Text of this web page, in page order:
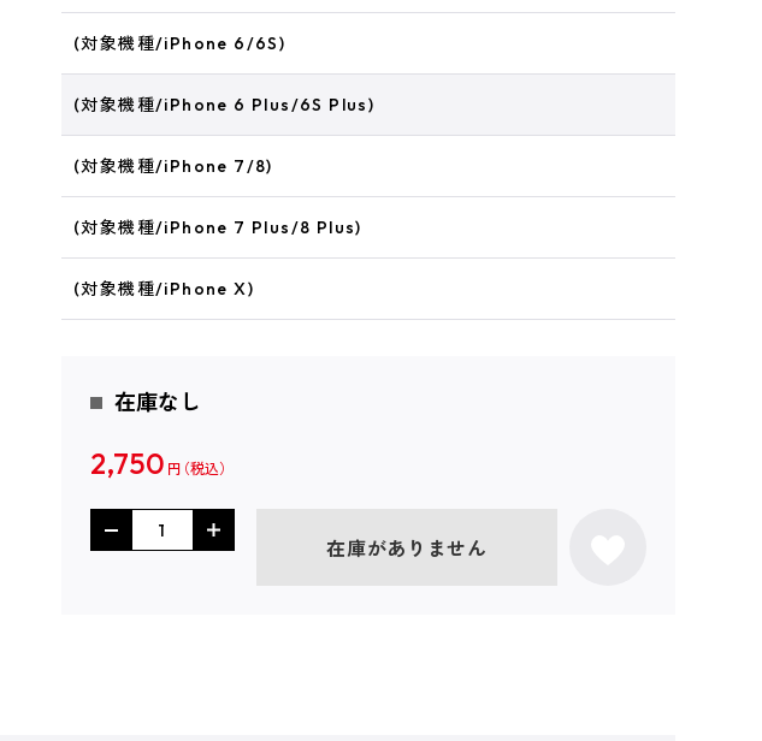
(対象機種/iPhone 6/6S)
(対象機種/iPhone 6 Plus/6S Plus)
(対象機種/iPhone 7/8)
(対象機種/iPhone 7 Plus/8 Plus)
(対象機種/iPhone X)
在庫なし
2,750 円
在庫がありません